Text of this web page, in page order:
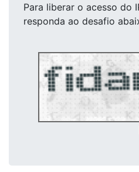
Para liberar o acesso do
responda ao desafio